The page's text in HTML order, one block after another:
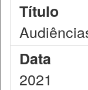
Título
Data
2021